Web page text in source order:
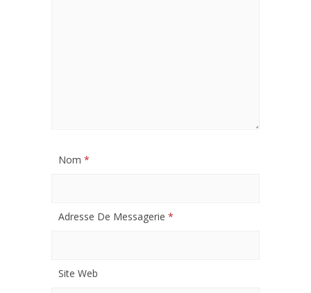
Nom *
Adresse De Messagerie *
Site Web